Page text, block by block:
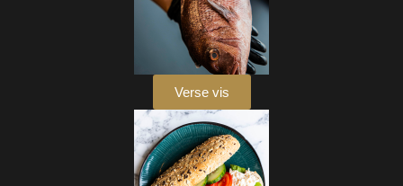
Verse vis